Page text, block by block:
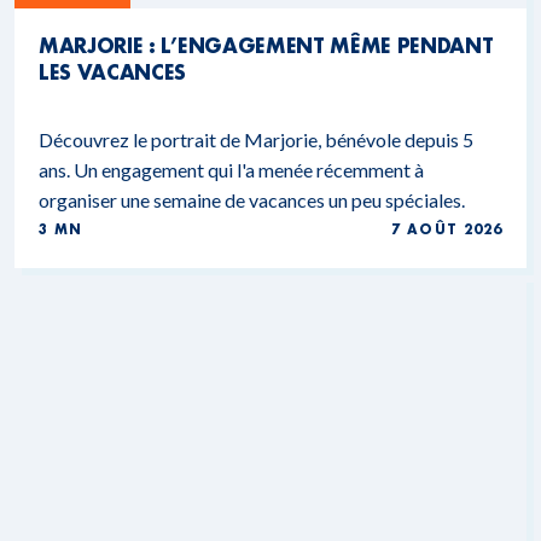
MARJORIE : L’ENGAGEMENT MÊME PENDANT
LES VACANCES
Découvrez le portrait de Marjorie, bénévole depuis 5
ans. Un engagement qui l'a menée récemment à
organiser une semaine de vacances un peu spéciales.
3 MN 7 AOÛT 2026